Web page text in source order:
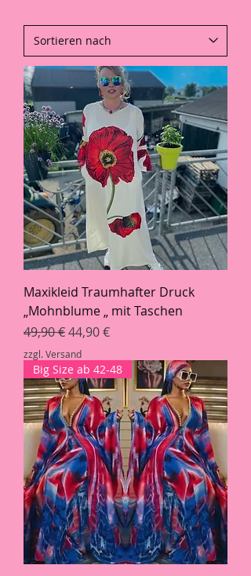
Maxikleid Traumhafter Druck
„Mohnblume „ mit Taschen
Standardpreis
49,90 €Sale-Preis
44,90 €
zzgl. Versand
Big Size ab 42-48